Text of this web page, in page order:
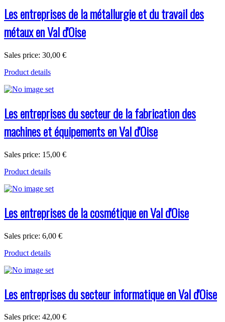
Les entreprises de la métallurgie et du travail des
métaux en Val d'Oise
Sales price: 30,00 €
Product details
Les entreprises du secteur de la fabrication des
machines et équipements en Val d'Oise
Sales price: 15,00 €
Product details
Les entreprises de la cosmétique en Val d'Oise
Sales price: 6,00 €
Product details
Les entreprises du secteur informatique en Val d'Oise
Sales price: 42,00 €